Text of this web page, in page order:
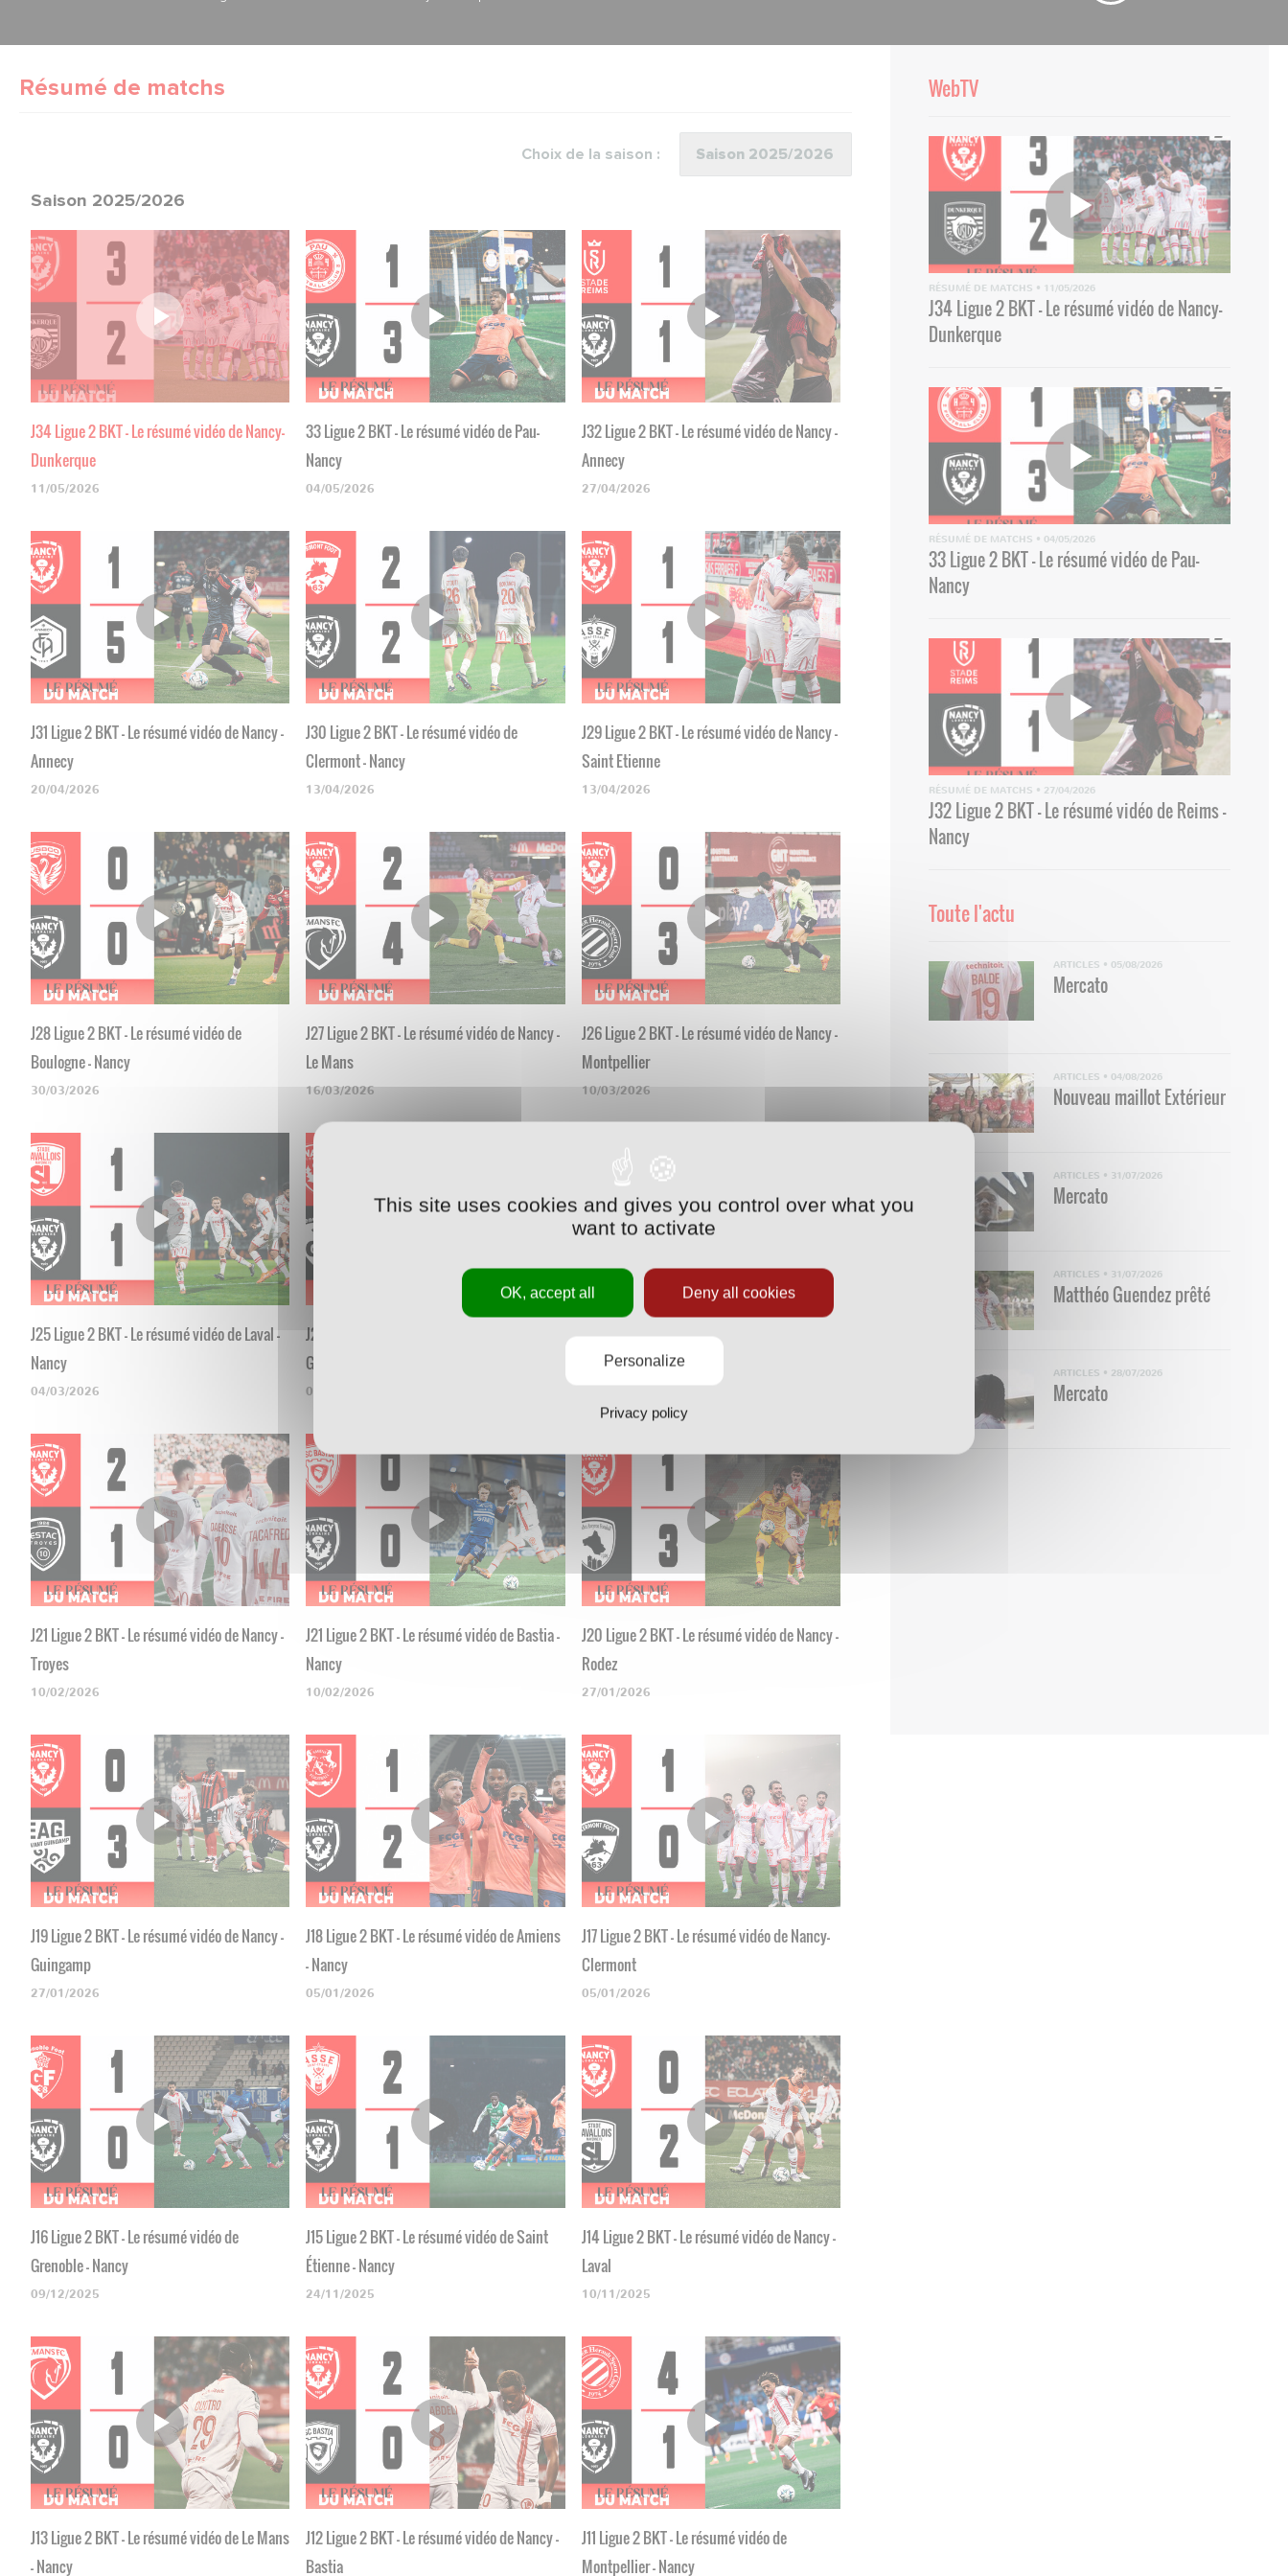
Résumé de matchs
Choix de la saison :
Saison 2025/2026
J34 Ligue 2 BKT - Le résumé vidéo de Nancy-
Dunkerque
11/05/2026
33 Ligue 2 BKT - Le résumé vidéo de Pau-
Nancy
04/05/2026
J32 Ligue 2 BKT - Le résumé vidéo de Nancy -
Annecy
27/04/2026
J31 Ligue 2 BKT - Le résumé vidéo de Nancy -
Annecy
20/04/2026
J30 Ligue 2 BKT - Le résumé vidéo de
Clermont - Nancy
13/04/2026
J29 Ligue 2 BKT - Le résumé vidéo de Nancy -
Saint Etienne
13/04/2026
J28 Ligue 2 BKT - Le résumé vidéo de
Boulogne - Nancy
30/03/2026
J27 Ligue 2 BKT - Le résumé vidéo de Nancy -
Le Mans
16/03/2026
J26 Ligue 2 BKT - Le résumé vidéo de Nancy -
Montpellier
10/03/2026
J25 Ligue 2 BKT - Le résumé vidéo de Laval -
Nancy
04/03/2026
J24 Ligue 2 BKT - Le résumé vidéo de Nancy -
Grenoble
03/03/2026
J23 Ligue 2 BKT - Le résumé vidéo de Red
Star - Nancy
J21 Ligue 2 BKT - Le résumé vidéo de Nancy -
Troyes
10/02/2026
J21 Ligue 2 BKT - Le résumé vidéo de Bastia -
Nancy
10/02/2026
J20 Ligue 2 BKT - Le résumé vidéo de Nancy -
Rodez
27/01/2026
J19 Ligue 2 BKT - Le résumé vidéo de Nancy -
Guingamp
27/01/2026
J18 Ligue 2 BKT - Le résumé vidéo de Amiens
- Nancy
05/01/2026
J17 Ligue 2 BKT - Le résumé vidéo de Nancy-
Clermont
05/01/2026
J16 Ligue 2 BKT - Le résumé vidéo de
Grenoble - Nancy
09/12/2025
J15 Ligue 2 BKT - Le résumé vidéo de Saint
Étienne - Nancy
24/11/2025
J14 Ligue 2 BKT - Le résumé vidéo de Nancy -
Laval
10/11/2025
J13 Ligue 2 BKT - Le résumé vidéo de Le Mans
- Nancy
J12 Ligue 2 BKT - Le résumé vidéo de Nancy -
Bastia
J11 Ligue 2 BKT - Le résumé vidéo de
Montpellier - Nancy
WebTV
RÉSUMÉ DE MATCHS • 11/05/2026
J34 Ligue 2 BKT - Le résumé vidéo de Nancy-
Dunkerque
RÉSUMÉ DE MATCHS • 04/05/2026
33 Ligue 2 BKT - Le résumé vidéo de Pau-
Nancy
RÉSUMÉ DE MATCHS • 27/04/2026
J32 Ligue 2 BKT - Le résumé vidéo de Reims -
Nancy
Toute l'actu
ARTICLES • 05/08/2026
Mercato
ARTICLES • 04/08/2026
Nouveau maillot Extérieur
ARTICLES • 31/07/2026
Mercato
ARTICLES • 31/07/2026
Matthéo Guendez prêté
ARTICLES • 28/07/2026
Mercato
This site uses cookies and gives you control over what you
want to activate
OK, accept all Deny all cookies
Personalize
Privacy policy